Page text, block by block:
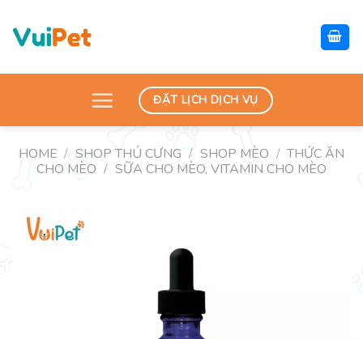
content
ĐẶT LỊCH DỊCH VỤ
HOME / SHOP THÚ CƯNG / SHOP MÈO / THỨC ĂN
CHO MÈO / SỮA CHO MÈO, VITAMIN CHO MÈO